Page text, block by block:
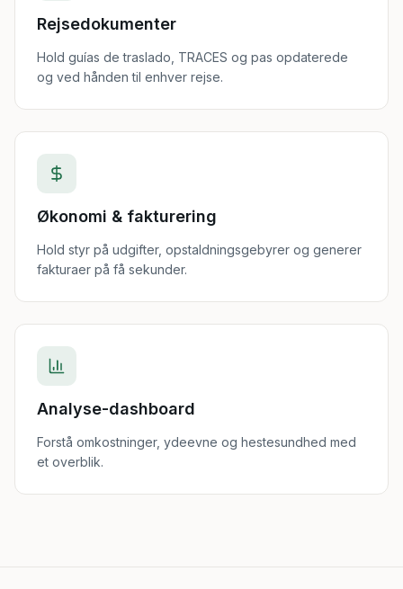
Rejsedokumenter
Hold guías de traslado, TRACES og pas opdaterede
og ved hånden til enhver rejse.
Økonomi & fakturering
Hold styr på udgifter, opstaldningsgebyrer og generer
fakturaer på få sekunder.
Analyse-dashboard
Forstå omkostninger, ydeevne og hestesundhed med
et overblik.